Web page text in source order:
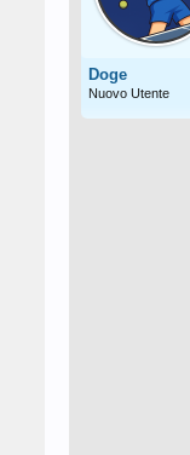
Doge
Nuovo Utente